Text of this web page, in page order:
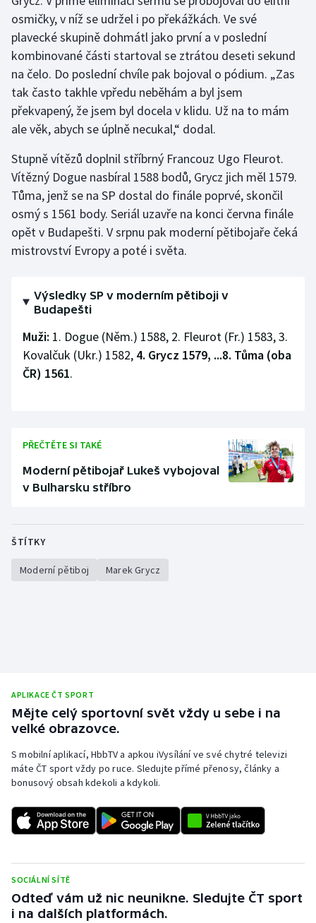
Judo
Krasobruslení
Lezení
Lyže a snowboard
Moderní pětiboj
Motorsport
Olympijské hry
Plavání
Plážový volejbal
Ragby
Short track
Stolní tenis
Triatlon
osmičky, v níž se udržel i po překážkách. Ve své
plavecké skupině dohmátl jako první a v poslední
kombinované části startoval se ztrátou deseti sekund
na čelo. Do poslední chvíle pak bojoval o pódium. „Zas
tak často takhle vpředu neběhám a byl jsem
překvapený, že jsem byl docela v klidu. Už na to mám
ale věk, abych se úplně necukal,“ dodal.
Stupně vítězů doplnil stříbrný Francouz Ugo Fleurot.
Vítězný Dogue nasbíral 1588 bodů, Grycz jich měl 1579.
Tůma, jenž se na SP dostal do finále poprvé, skončil
osmý s 1561 body. Seriál uzavře na konci června finále
opět v Budapešti. V srpnu pak moderní pětibojaře čeká
mistrovství Evropy a poté i světa.
Výsledky SP v moderním pětiboji v
Budapešti
Muži: 1. Dogue (Něm.) 1588, 2. Fleurot (Fr.) 1583, 3.
Kovalčuk (Ukr.) 1582, 4. Grycz 1579, ...8. Tůma (oba
ČR) 1561.
PŘEČTĚTE SI TAKÉ
Moderní pětibojař Lukeš vybojoval
v Bulharsku stříbro
ŠTÍTKY
Moderní pětiboj Marek Grycz
APLIKACE ČT SPORT
Mějte celý sportovní svět vždy u sebe i na
velké obrazovce.
S mobilní aplikací, HbbTV a apkou iVysílání ve své chytré televizi
máte ČT sport vždy po ruce. Sledujte přímé přenosy, články a
bonusový obsah kdekoli a kdykoli.
SOCIÁLNÍ SÍTĚ
Odteď vám už nic neunikne. Sledujte ČT sport
i na dalších platformách.